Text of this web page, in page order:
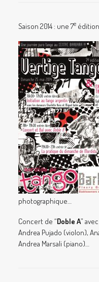
Saison 2014 : une 7e
photographique…
Concert de “Doble A”
Andrea Pujado (violon),
Andrea Marsali (piano)…